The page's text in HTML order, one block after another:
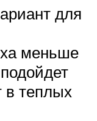
для
меньше
в теплых